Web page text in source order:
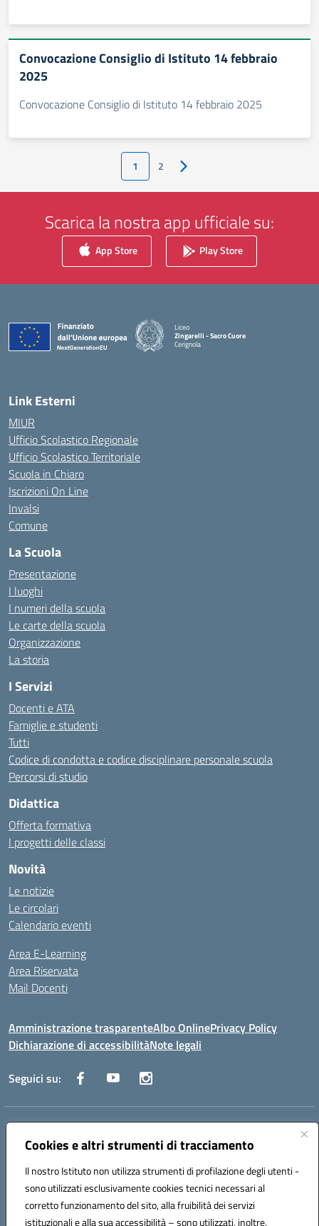
Cookies e altri strumenti di tracciamento
Il nostro Istituto non utilizza strumenti di profilazione degli utenti -
sono utilizzati esclusivamente cookies tecnici necessari al
corretto funzionamento del sito, alla fruibilità dei servizi
istituzionali e alla sua accessibilità – sono utilizzati, inoltre,
Convocazione Consiglio di Istituto 14 febbraio
2025
Convocazione Consiglio di Istituto 14 febbraio 2025
1 2 Pagina successiva
Scarica la nostra app ufficiale su:
App Store Play Store
Liceo
Zingarelli - Sacro Cuore
Cerignola
— Visita la pagina iniziale della scuola
Link Esterni
MIUR
Ufficio Scolastico Regionale
Ufficio Scolastico Territoriale
Scuola in Chiaro
Iscrizioni On Line
Invalsi
Comune
La Scuola
Presentazione
I luoghi
I numeri della scuola
Le carte della scuola
Organizzazione
La storia
I Servizi
Docenti e ATA
Famiglie e studenti
Tutti
Codice di condotta e codice disciplinare personale scuola
Percorsi di studio
Didattica
Offerta formativa
I progetti delle classi
Novità
Le notizie
Le circolari
Calendario eventi
Area E-Learning
Area Riservata
Mail Docenti
Amministrazione trasparenteAlbo OnlinePrivacy Policy
Dichiarazione di accessibilitàNote legali
Seguici su:
Indirizzo:
Centralino:0885 417864 Email:fgpc180008@istruzione.it
Codice fiscale: 90043150714
Codice meccanografico:
FGPC180008
Codice Indice delle Pubbliche Amministrazioni (IPA): lzcc